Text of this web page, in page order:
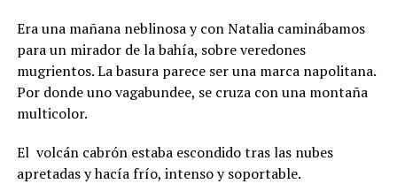
Era una mañana neblinosa y con Natalia caminábamos
para un mirador de la bahía, sobre veredones
mugrientos. La basura parece ser una marca napolitana.
Por donde uno vagabundee, se cruza con una montaña
multicolor.
El volcán cabrón estaba escondido tras las nubes
apretadas y hacía frío, intenso y soportable.